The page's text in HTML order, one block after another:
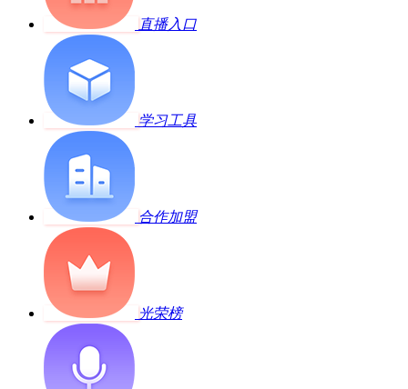
直播入口
学习工具
合作加盟
光荣榜